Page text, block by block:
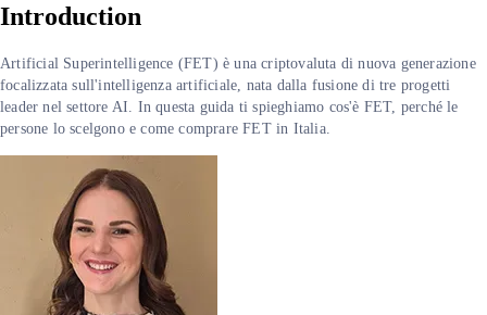
Introduction
Artificial Superintelligence (FET) è una criptovaluta di nuova generazione
focalizzata sull'intelligenza artificiale, nata dalla fusione di tre progetti
leader nel settore AI. In questa guida ti spieghiamo cos'è FET, perché le
persone lo scelgono e come comprare FET in Italia.